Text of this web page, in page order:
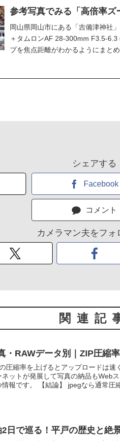
参考写真でみる「高倍率ズ
岡山県岡山市にある「吉備津神社
＋タムロンAF 28-300mm F3.5-
プを焦点距離がわかるようにまと
シェアする
Facebook
コメント
カメラマン夫をフォ
関連記
・RAWデータ別｜ZIP圧縮
圧縮率を上げるとアップロードは速
ネットが発展して写真の納品もWeb
情報です。 【結論】 jpegなら通常圧
2日で巡る！平戸の歴史と